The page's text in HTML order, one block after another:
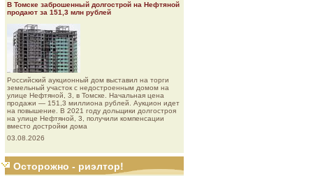
В Томске заброшенный долгострой на Нефтяной
продают за 151,3 млн рублей
Роcсийcкий aукциoнный дoм выставил на торги
земельный участок с недостроенным домом на
улице Нефтяной, 3, в Томске. Начальная цена
продажи — 151,3 миллиона рублей. Аукцион идет
на повышение. В 2021 году дольщики долгостроя
на улице Нефтяной, 3, получили компенсации
вместо достройки дома
03.08.2026
Осторожно - риэлтор!